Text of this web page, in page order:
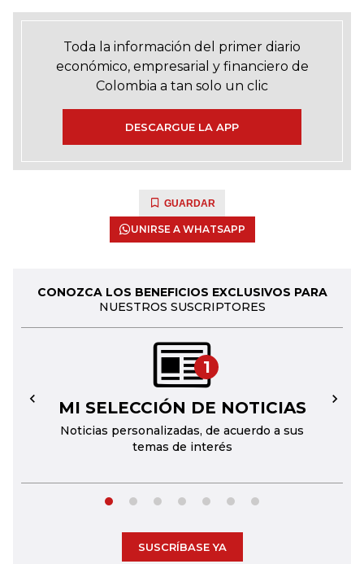
Toda la información del primer diario
económico, empresarial y financiero de
Colombia a tan solo un clic
DESCARGUE LA APP
GUARDAR
UNIRSE A WHATSAPP
CONOZCA LOS BENEFICIOS EXCLUSIVOS PARA
NUESTROS SUSCRIPTORES
1
MI SELECCIÓN DE NOTICIAS
Noticias personalizadas, de acuerdo a sus
temas de interés
← →
SUSCRÍBASE YA